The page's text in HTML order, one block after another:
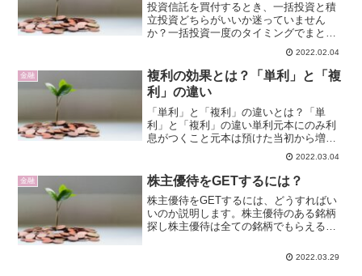
投資信託を買付するとき、一括投資と積
立投資どちらがいいか迷っていません
か？一括投資一度のタイミングでまとま
った金額で購入する方法。メリット短期
間で大きなリターンを狙える評価益の変
動幅が相対的に大きいデメリット投資タ
イミングで運用成果に左右さ...
2022.02.04
金融
複利の効果とは？「単利」と「複
利」の違い
「単利」と「複利」の違いとは？「単
利」と「複利」の違い単利元本にのみ利
息がつくこと元本は預けた当初から増え
ることはありません定期預金を自動継続
で作成する際の元利継続や投資信託での
配当金の受取を選択した場合は単利とな
ります。複利元本に利息を組...
2022.03.04
金融 株主優待をGETするには？
株主優待をGETするには、どうすればい
いのか説明します。株主優待のある銘柄
探し株主優待は全ての銘柄でもらえるわ
どで株主優待銘柄を簡単に検索できるの
2022.03.29